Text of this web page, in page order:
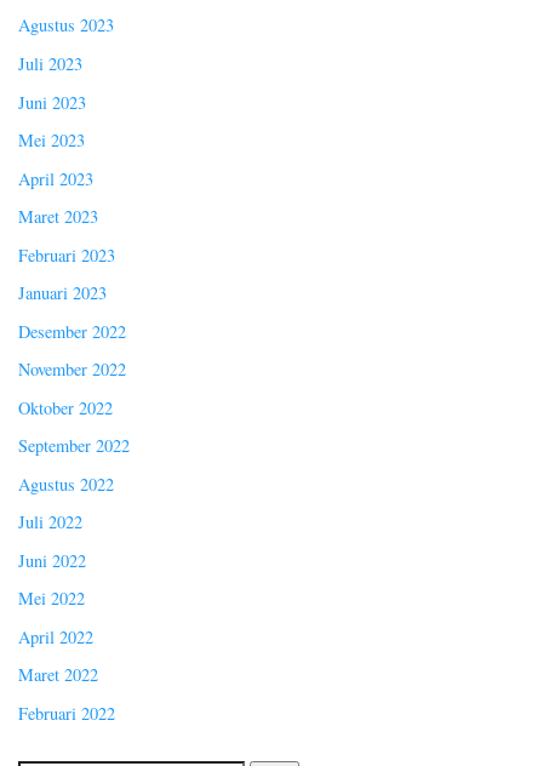
Agustus 2023
Juli 2023
Juni 2023
Mei 2023
April 2023
Maret 2023
Februari 2023
Januari 2023
Desember 2022
November 2022
Oktober 2022
September 2022
Agustus 2022
Juli 2022
Juni 2022
Mei 2022
April 2022
Maret 2022
Februari 2022